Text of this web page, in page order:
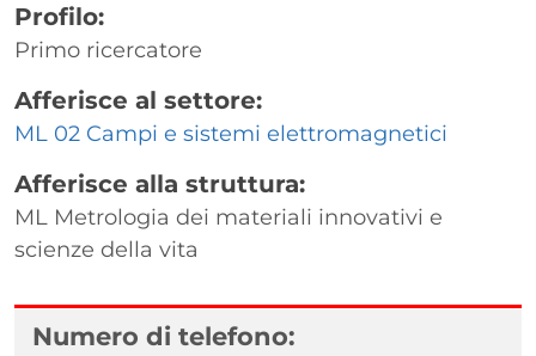
Profilo:
Primo ricercatore
Afferisce al settore:
ML 02 Campi e sistemi elettromagnetici
Afferisce alla struttura:
ML Metrologia dei materiali innovativi e
scienze della vita
Numero di telefono: